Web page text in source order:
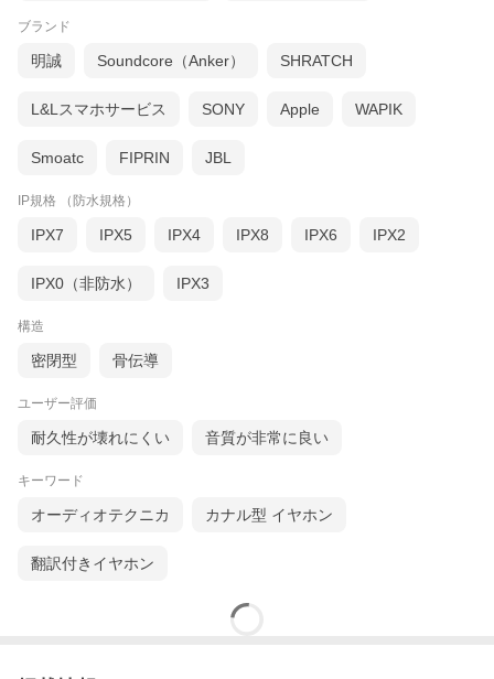
ブランド
明誠 Soundcore（Anker） SHRATCH
L&Lスマホサービス SONY Apple WAPIK
Smoatc FIPRIN JBL
IP規格 （防水規格）
IPX7 IPX5 IPX4 IPX8 IPX6 IPX2
IPX0（非防水） IPX3
構造
密閉型 骨伝導
ユーザー評価
耐久性が壊れにくい 音質が非常に良い
キーワード
オーディオテクニカ カナル型 イヤホン
翻訳付きイヤホン